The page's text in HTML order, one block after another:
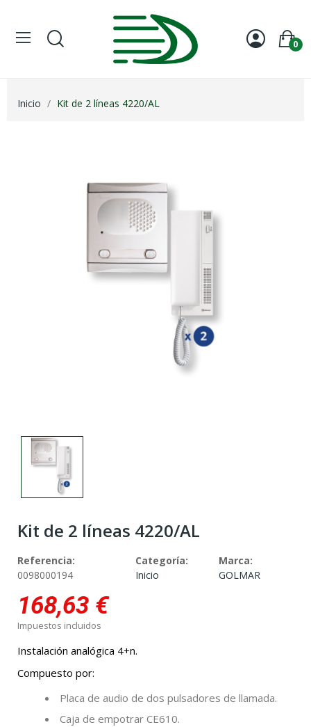
0
Inicio Kit de 2 líneas 4220/AL
Kit de 2 líneas 4220/AL
Referencia:
0098000194
Categoría:
Inicio
Marca:
GOLMAR
168,63 €
Impuestos incluidos
Instalación analógica 4+n.
Compuesto por:
Placa de audio de dos pulsadores de llamada.
Caja de empotrar CE610.